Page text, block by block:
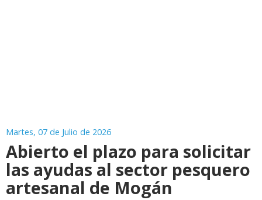
Martes, 07 de Julio de 2026
Abierto el plazo para solicitar
las ayudas al sector pesquero
artesanal de Mogán